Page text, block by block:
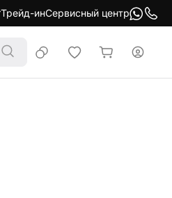
Трейд-инСервисный центр